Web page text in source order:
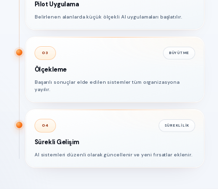
Pilot Uygulama
Belirlenen alanlarda küçük ölçekli AI uygulamaları başlatılır.
03 BÜYÜTME
Ölçekleme
Başarılı sonuçlar elde edilen sistemler tüm organizasyona
yayılır.
04 SÜREKLILIK
Sürekli Gelişim
AI sistemleri düzenli olarak güncellenir ve yeni fırsatlar eklenir.